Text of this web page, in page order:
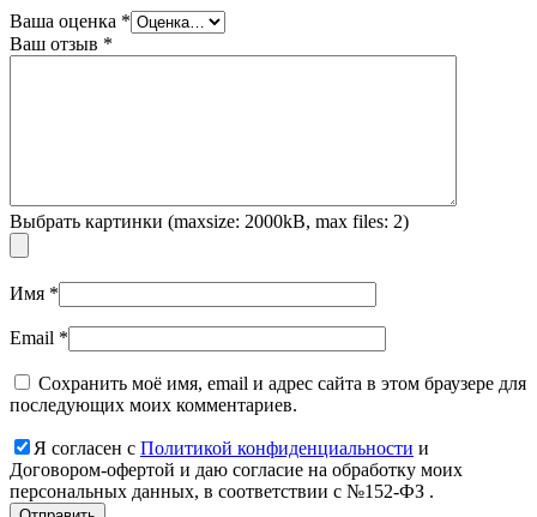
Ваша оценка *
Ваш отзыв *
Выбрать картинки (maxsize: 2000kB, max files: 2)
Имя *
Email *
Сохранить моё имя, email и адрес сайта в этом браузере для
последующих моих комментариев.
Я согласен с Политикой конфиденциальности и
Договором-офертой и даю согласие на обработку моих
персональных данных, в соответствии с №152-ФЗ .